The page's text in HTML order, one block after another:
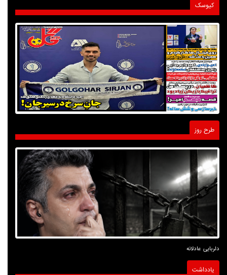
کیوسک
طرح روز
دلربایی عادلانه
یادداشت